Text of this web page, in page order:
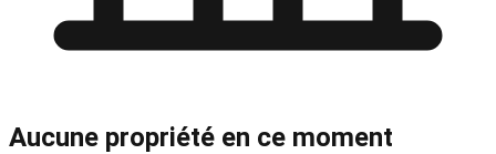
Aucune propriété en ce moment